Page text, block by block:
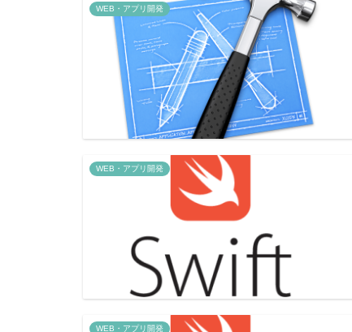
WEB・アプリ開発
WEB・アプリ開発
WEB・アプリ開発